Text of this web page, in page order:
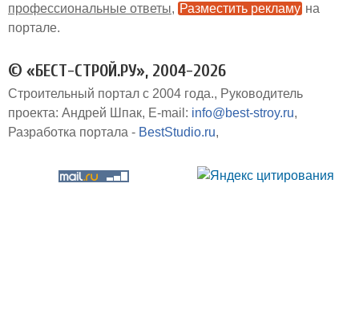
профессиональные ответы
Разместить рекламу на
портале
© «БЕСТ-СТРОЙ.РУ», 2004-2026
Строительный портал с 2004 года.
Руководитель
проекта: Андрей Шпак E-mail: info@best-stroy.ru
Разработка портала - BestStudio.ru